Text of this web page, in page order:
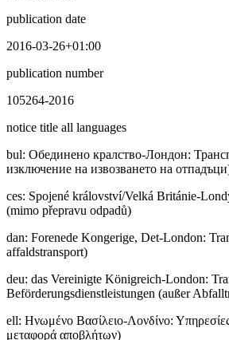
publication date
2016-03-26+01:00
publication number
105264-2016
notice title all languages
bul: Обединено кралство-Лондон:
изключение на извозването на
ces: Spojené království/Velká Británie-
(mimo přepravu odpadů)
dan: Forenede Kongerige, Det-London:
affaldstransport)
deu: das Vereinigte Königreich-London:
Beförderungsdienstleistungen (außer
ell: Ηνωμένο Βασίλειο-Λονδίνο:
μεταφορά αποβλήτων)